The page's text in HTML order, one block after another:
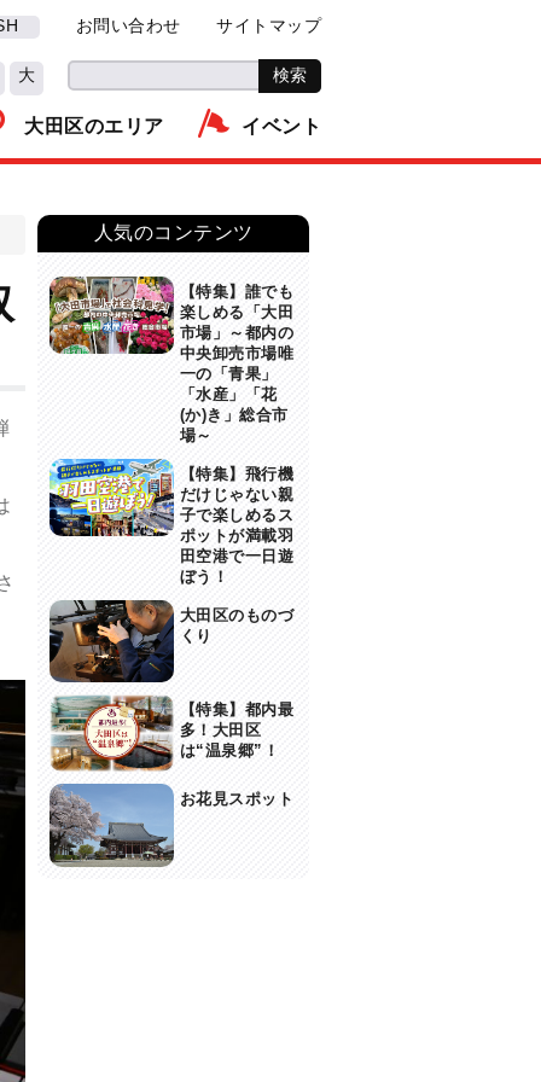
お問い合わせ サイトマップ
大
大田区のエリア イベント
人気のコンテンツ
【特集】誰でも
楽しめる「大田
市場」～都内の
中央卸売市場唯
一の「青果」
「水産」「花
(か)き」総合市
場～
【特集】飛行機
だけじゃない親
子で楽しめるス
ポットが満載羽
田空港で一日遊
ぼう！
大田区のものづ
くり
【特集】都内最
多！大田区
は“温泉郷”！
お花見スポット